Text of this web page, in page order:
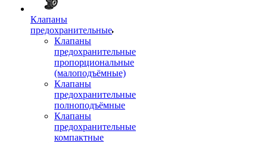
Клапаны
предохранительные
Клапаны
предохранительные
пропорциональные
(малоподъёмные)
Клапаны
предохранительные
полноподъёмные
Клапаны
предохранительные
компактные